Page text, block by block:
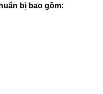
bị bao gồm: